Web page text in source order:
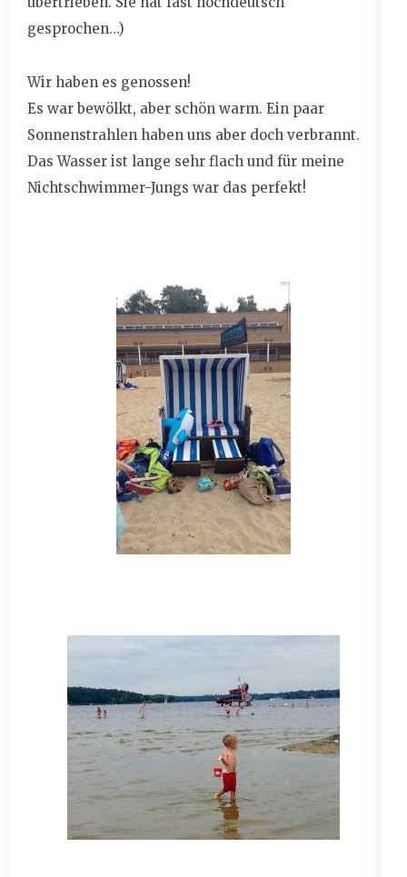
gesprochen…)
Wir haben es genossen!
Es war bewölkt, aber schön warm. Ein paar
Sonnenstrahlen haben uns aber doch verbrannt.
Das Wasser ist lange sehr flach und für meine
Nichtschwimmer-Jungs war das perfekt!